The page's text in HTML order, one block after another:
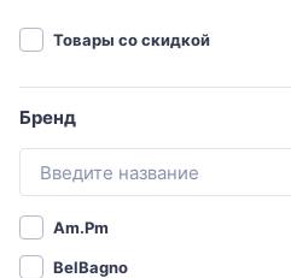
Товары со скидкой
Бренд
Am.Pm
BelBagno